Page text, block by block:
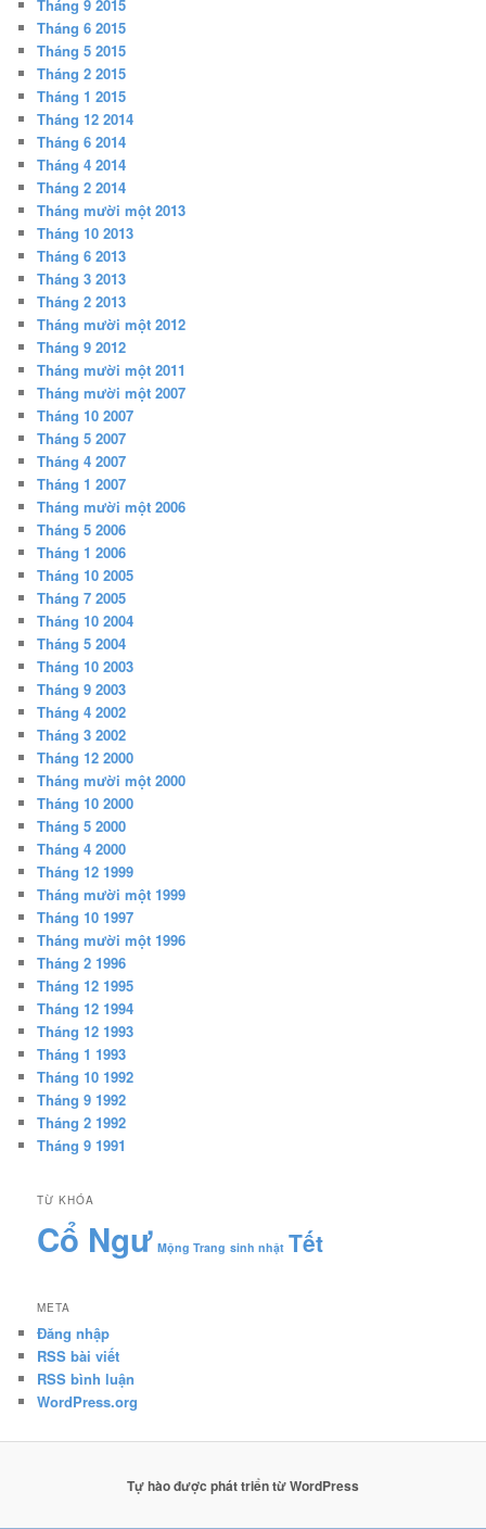
Tháng 9 2015
Tháng 6 2015
Tháng 5 2015
Tháng 2 2015
Tháng 1 2015
Tháng 12 2014
Tháng 6 2014
Tháng 4 2014
Tháng 2 2014
Tháng mười một 2013
Tháng 10 2013
Tháng 6 2013
Tháng 3 2013
Tháng 2 2013
Tháng mười một 2012
Tháng 9 2012
Tháng mười một 2011
Tháng mười một 2007
Tháng 10 2007
Tháng 5 2007
Tháng 4 2007
Tháng 1 2007
Tháng mười một 2006
Tháng 5 2006
Tháng 1 2006
Tháng 10 2005
Tháng 7 2005
Tháng 10 2004
Tháng 5 2004
Tháng 10 2003
Tháng 9 2003
Tháng 4 2002
Tháng 3 2002
Tháng 12 2000
Tháng mười một 2000
Tháng 10 2000
Tháng 5 2000
Tháng 4 2000
Tháng 12 1999
Tháng mười một 1999
Tháng 10 1997
Tháng mười một 1996
Tháng 2 1996
Tháng 12 1995
Tháng 12 1994
Tháng 12 1993
Tháng 1 1993
Tháng 10 1992
Tháng 9 1992
Tháng 2 1992
Tháng 9 1991
TỪ KHÓA
Cổ Ngư Mộng Trang sinh nhật Tết
META
Đăng nhập
RSS bài viết
RSS bình luận
WordPress.org
Tự hào được phát triển từ WordPress